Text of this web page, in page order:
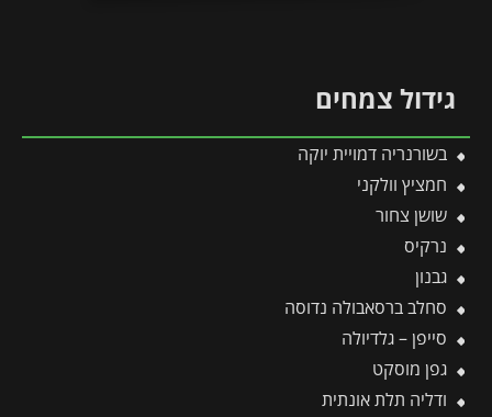
גידול צמחים
בשורנריה דמויית יוקה
חמציץ וולקני
שושן צחור
נרקיס
גבנון
סחלב ברסאבולה נדוסה
סייפן – גלדיולה
גפן מוסקט
ודליה תלת אונתית